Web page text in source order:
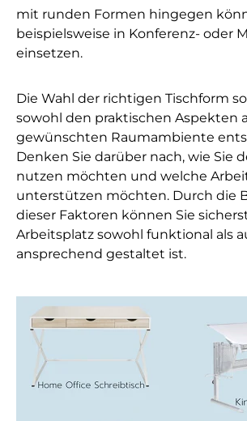
mit runden Formen hingegen
beispielsweise in Konferenz- oder
einsetzen.
Die Wahl der richtigen Tischform
sowohl den praktischen Aspekten
gewünschten Raumambiente
Denken Sie darüber nach, wie Sie
nutzen möchten und welche
unterstützen möchten. Durch die
dieser Faktoren können Sie
Arbeitsplatz sowohl funktional als
ansprechend gestaltet ist.